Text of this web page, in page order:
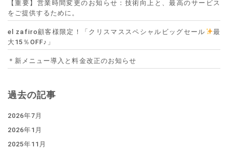
【重要】営業時間変更のお知らせ：技術向上と、最高のサービス
をご提供するために。
el zafiro顧客様限定！「クリスマススペシャルビッグセール
最
大15％OFF♪」
＊新メニュー導入と料金改正のお知らせ
過去の記事
2026年7月
2026年1月
2025年11月